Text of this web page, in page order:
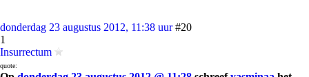
donderdag 23 augustus 2012, 11:38 uur #20
1
Insurrectum
quote: